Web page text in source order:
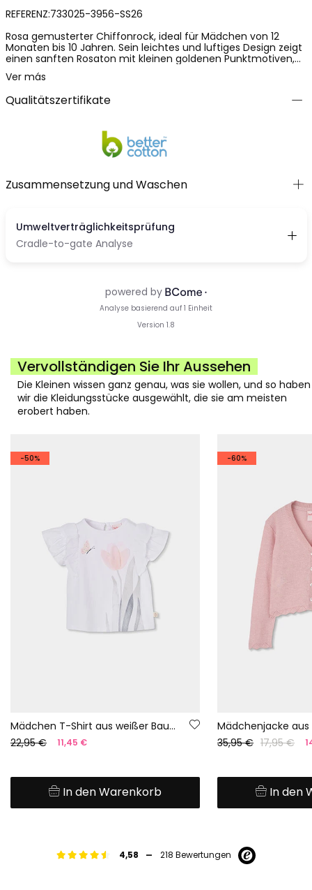
REFERENZ:733025-3956-SS26
Rosa gemusterter Chiffonrock, ideal für Mädchen von 12
Monaten bis 10 Jahren. Sein leichtes und luftiges Design zeigt
einen sanften Rosaton mit kleinen goldenen Punktmotiven,
perfekt für besondere Anlässe. Das Chiffonmaterial verleiht
ihm einen eleganten Touch und fließende Bewegung,
während der elastische Bund für eine bequeme Passform
sorgt. Eine subtile goldene Borte am Saum fügt einen
Jacken kombinieren lässt.
Ver más
Qualitätszertifikate
Zusammensetzung und Waschen
Vervollständigen Sie Ihr Aussehen
Die Kleinen wissen ganz genau, was sie wollen, und so haben
wir die Kleidungsstücke ausgewählt, die sie am meisten
erobert haben.
-50%
Mädchen T-Shirt aus weißer Baumwolle
22,95 €
11,45 €
In den Warenkorb
-60%
35,95 € 17,95 €
In den
4,58 - 218 Bewertungen